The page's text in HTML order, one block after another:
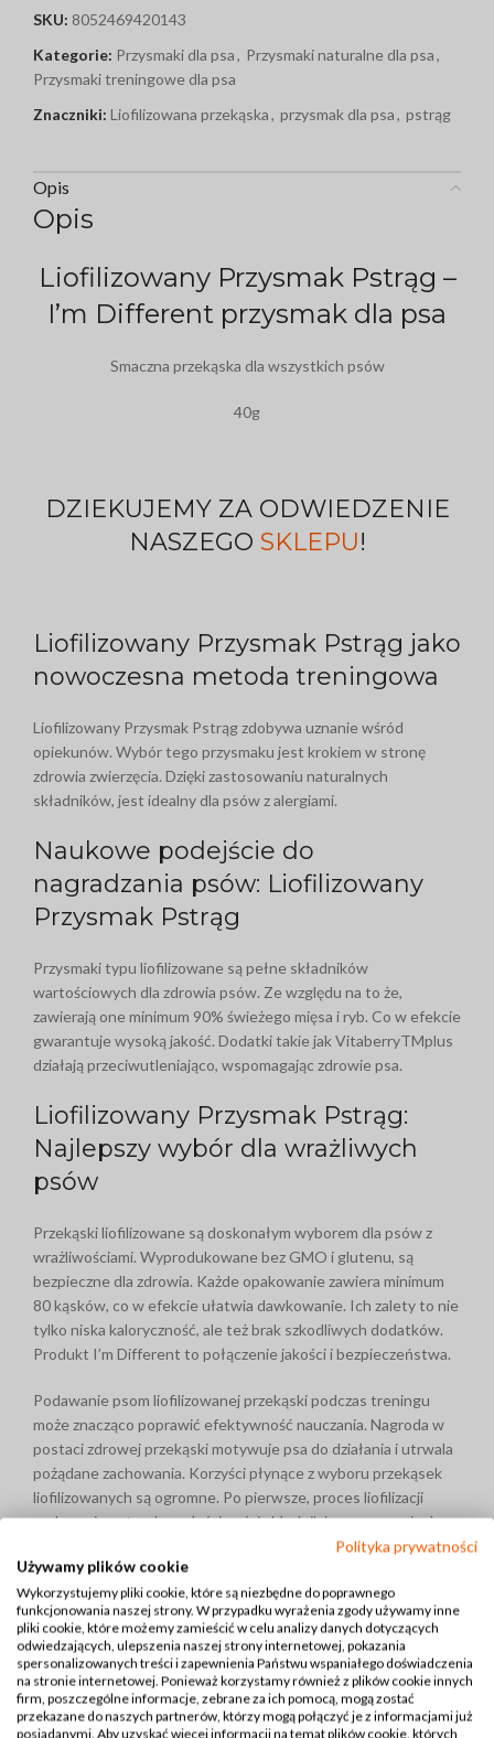
SKU: 8052469420143
Kategorie: Przysmaki dla psa, Przysmaki naturalne dla psa,
Przysmaki treningowe dla psa
Znaczniki: Liofilizowana przekąska, przysmak dla psa, pstrąg
Opis
Opis
Liofilizowany Przysmak Pstrąg –
I’m Different przysmak dla psa
Smaczna przekąska dla wszystkich psów
40g
DZIEKUJEMY ZA ODWIEDZENIE
NASZEGO SKLEPU!
Liofilizowany Przysmak Pstrąg jako
nowoczesna metoda treningowa
Liofilizowany Przysmak Pstrąg zdobywa uznanie wśród
opiekunów. Wybór tego przysmaku jest krokiem w stronę
zdrowia zwierzęcia. Dzięki zastosowaniu naturalnych
składników, jest idealny dla psów z alergiami.
Naukowe podejście do
nagradzania psów: Liofilizowany
Przysmak Pstrąg
Przysmaki typu liofilizowane są pełne składników
wartościowych dla zdrowia psów. Ze względu na to że,
zawierają one minimum 90% świeżego mięsa i ryb. Co w efekcie
gwarantuje wysoką jakość. Dodatki takie jak VitaberryTMplus
działają przeciwutleniająco, wspomagając zdrowie psa.
Liofilizowany Przysmak Pstrąg:
Najlepszy wybór dla wrażliwych
psów
Przekąski liofilizowane są doskonałym wyborem dla psów z
wrażliwościami. Wyprodukowane bez GMO i glutenu, są
bezpieczne dla zdrowia. Każde opakowanie zawiera minimum
80 kąsków, co w efekcie ułatwia dawkowanie. Ich zalety to nie
tylko niska kaloryczność, ale też brak szkodliwych dodatków.
Produkt I’m Different to połączenie jakości i bezpieczeństwa.
Podawanie psom liofilizowanej przekąski podczas treningu
może znacząco poprawić efektywność nauczania. Nagroda w
postaci zdrowej przekąski motywuje psa do działania i utrwala
pożądane zachowania. Korzyści płynące z wyboru przekąsek
liofilizowanych są ogromne. Po pierwsze, proces liofilizacji
zachowuje naturalne właściwości składników, co sprawia, że
są one bardziej przyswajalne dla psów. Po drugie, zawartość
wysokiej jakości mięsa i owoców bogatych w antyoksydanty
wspiera ogólną kondycję i zdrowie psa.
Podsumowanie przysmaku
Podsumowując, liofilizowana przekąska dla psa stanowi
znakomitą alternatywę dla tradycyjnych smakołyków.
Polityka prywatności
Używamy plików cookie
Wykorzystujemy pliki cookie, które są niezbędne do poprawnego
funkcjonowania naszej strony. W przypadku wyrażenia zgody używamy inne
pliki cookie, które możemy zamieścić w celu analizy danych dotyczących
odwiedzających, ulepszenia naszej strony internetowej, pokazania
spersonalizowanych treści i zapewnienia Państwu wspaniałego doświadczenia
na stronie internetowej. Ponieważ korzystamy również z plików cookie innych
firm, poszczególne informacje, zebrane za ich pomocą, mogą zostać
przekazane do naszych partnerów, którzy mogą połączyć je z informacjami już
posiadanymi. Aby uzyskać więcej informacji na temat plików cookie, których